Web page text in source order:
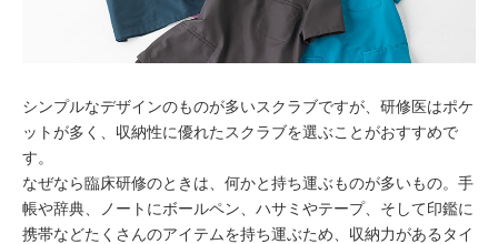
シンプルなデザインのものが多いスクラブですが、研修医はポケ
ットが多く、収納性に優れたスクラブを選ぶことがおすすめで
す。
なぜなら臨床研修のときは、何かと持ち運ぶものが多いもの。手
帳や辞典、ノートにボールペン、ハサミやテープ、そして印鑑に
携帯などたくさんのアイテムを持ち運ぶため、収納力があるタイ